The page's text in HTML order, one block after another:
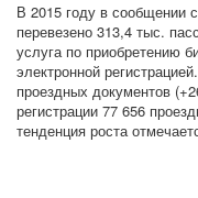
В 2015 году в сообщении
перевезено 313,4 тыс.
услуга по приобретению
электронной
проездных документов
регистрации 77 656
тенденция роста